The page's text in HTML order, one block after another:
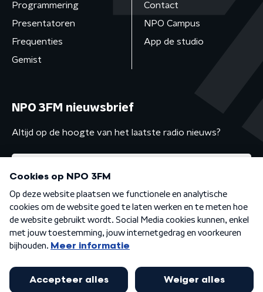
Programmering
Presentatoren
Frequenties
Gemist
Contact
NPO Campus
App de studio
NPO 3FM nieuwsbrief
Altijd op de hoogte van het laatste radio nieuws?
Algemene voorwaarden Privacybeleid